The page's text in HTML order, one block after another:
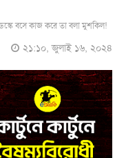
বসে কাজ করে তা বলা মুশকিল!
২১:১০, জুলাই ১৬, ২০২৪